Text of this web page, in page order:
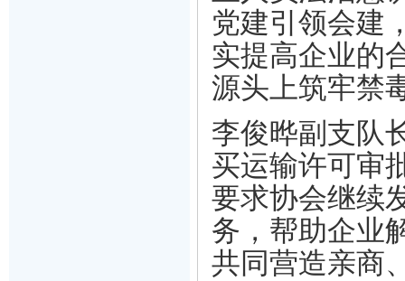
党建引领会建
实提高企业的
源头上筑牢禁
李俊晔副支队
买运输许可审
要求协会继续
务，帮助企业
共同营造亲商